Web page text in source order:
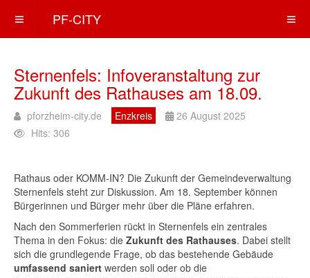
PF-CITY
Sternenfels: Infoveranstaltung zur
Zukunft des Rathauses am 18.09.
pforzheim-city.de Enzkreis
26 August 2025
Hits: 306
Rathaus oder KOMM-IN? Die Zukunft der Gemeindeverwaltung
Sternenfels steht zur Diskussion. Am 18. September können
Bürgerinnen und Bürger mehr über die Pläne erfahren.
Nach den Sommerferien rückt in Sternenfels ein zentrales
Thema in den Fokus: die Zukunft des Rathauses. Dabei stellt
sich die grundlegende Frage, ob das bestehende Gebäude
umfassend saniert werden soll oder ob die